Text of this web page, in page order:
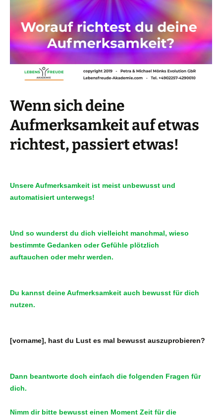
Wenn sich deine
Aufmerksamkeit auf etwas
richtest, passiert etwas!
Unsere Aufmerksamkeit ist meist unbewusst und
automatisiert unterwegs!
Und so wunderst du dich vielleicht manchmal, wieso
bestimmte Gedanken oder Gefühle plötzlich
auftauchen oder mehr werden.
Du kannst deine Aufmerksamkeit auch bewusst für dich
nutzen.
[vorname], hast du Lust es mal bewusst auszuprobieren?
Dann beantworte doch einfach die folgenden Fragen für
dich.
Nimm dir bitte bewusst einen Moment Zeit für die